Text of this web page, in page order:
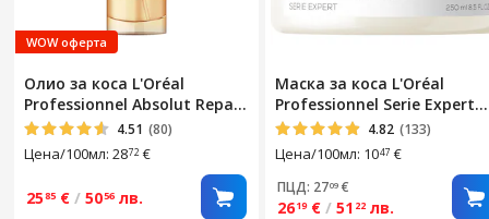
WOW оферта
Олио за коса L'Oréal
Professionnel Absolut Repair
SERIE EXPERT,
Мултифункционално, Без
изплакване, За суха и
увредена коса, С масло от
пшеничен зародиш и
4.51 (80)
Цена/100мл: 2872 €
2585 € / 5056 лв.
Маска за коса L'Oréal
Professionnel Serie Expert
Metal Detox, Professional,
With metal deposit
protection system, 250 мл
4.82 (133)
Цена/100мл: 1047 €
ПЦД: 2709 €
2619 € / 51 22 лв.